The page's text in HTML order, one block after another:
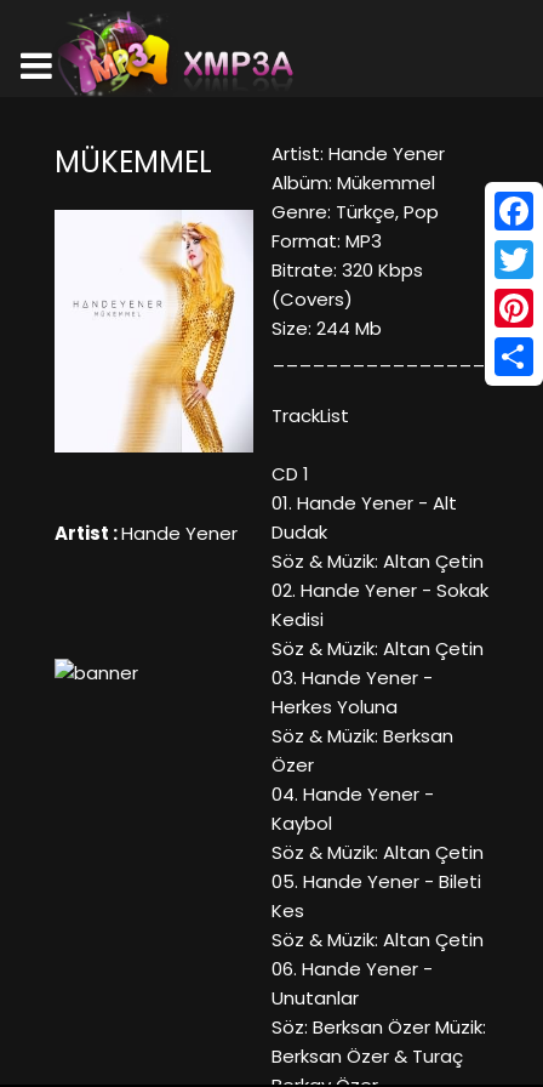
MÜKEMMEL
Artist :Hande Yener
Artist: Hande Yener
Albüm: Mükemmel
Genre: Türkçe, Pop
Format: MP3
Bitrate: 320 Kbps
(Covers)
Size: 244 Mb
TrackList
CD 1
01. Hande Yener - Alt
Dudak
Söz & Müzik: Altan Çetin
02. Hande Yener - Sokak
Kedisi
Söz & Müzik: Altan Çetin
03. Hande Yener -
Herkes Yoluna
Söz & Müzik: Berksan
Özer
04. Hande Yener -
Kaybol
Söz & Müzik: Altan Çetin
05. Hande Yener - Bileti
Kes
Söz & Müzik: Altan Çetin
06. Hande Yener -
Unutanlar
Söz: Berksan Özer Müzik:
Berksan Özer & Turaç